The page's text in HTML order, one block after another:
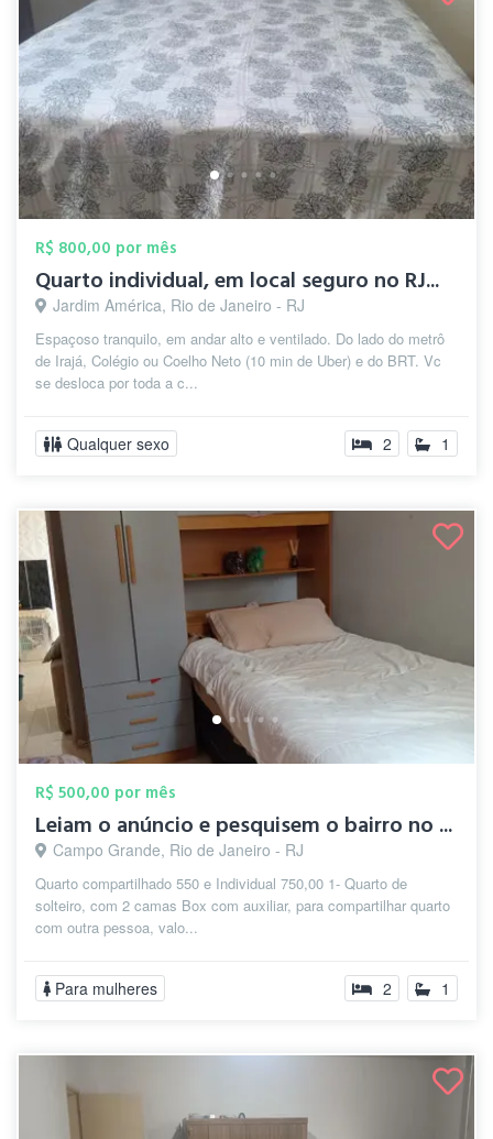
R$ 800,00 por mês
Quarto individual, em local seguro no RJ...
Jardim América, Rio de Janeiro - RJ
Espaçoso tranquilo, em andar alto e ventilado. Do lado do metrô
de Irajá, Colégio ou Coelho Neto (10 min de Uber) e do BRT. Vc
se desloca por toda a c...
Qualquer sexo 2 1
R$ 500,00 por mês
Leiam o anúncio e pesquisem o bairro no ...
Campo Grande, Rio de Janeiro - RJ
Quarto compartilhado 550 e Individual 750,00 1- Quarto de
solteiro, com 2 camas Box com auxiliar, para compartilhar quarto
com outra pessoa, valo...
Para mulheres 2 1